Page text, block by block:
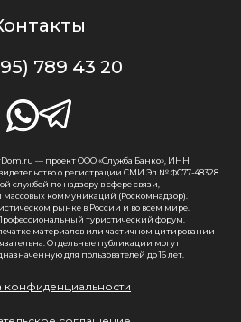
789 43 20
— проект ООО «Служба Банко», ИНН
о регистрации СМИ Эл № ФС77-48328
службой по надзору в сфере связи,
коммуникаций (Роскомнадзор).
рынке в России и во всем мире.
туристический форум.
материалов или частичном цитировании
Отдельные публикации могут
для пользователей до 16 лет.
конфиденциальности